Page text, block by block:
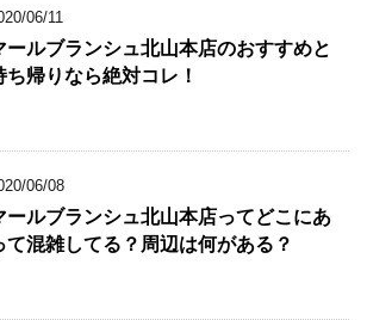
06/11
ールブランシュ北山本店のおすすめと
ち帰りなら絶対コレ！
06/08
ールブランシュ北山本店ってどこにあ
て混雑してる？周辺は何がある？